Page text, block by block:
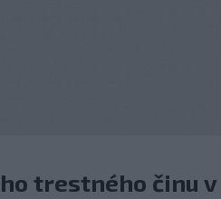
trestného činu